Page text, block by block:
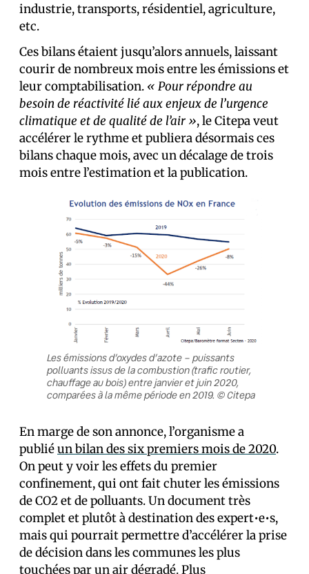
industrie, transports, résidentiel, agriculture,
etc.
Ces bilans étaient jusqu’alors annuels, laissant
courir de nombreux mois entre les émissions et
leur comptabilisation. « Pour répondre au
besoin de réactivité lié aux enjeux de l’urgence
climatique et de qualité de l’air », le Citepa veut
accélérer le rythme et publiera désormais ces
bilans chaque mois, avec un décalage de trois
mois entre l’estimation et la publication.
Les émissions d’oxydes d’azote – puissants
polluants issus de la combustion (trafic routier,
chauffage au bois) entre janvier et juin 2020,
comparées à la même période en 2019. © Citepa
En marge de son annonce, l’organisme a
publiéun bilan des six premiers mois de 2020.
On peut y voir les effets du premier
confinement, qui ont fait chuter les émissions
de CO2 et de polluants. Un document très
complet et plutôt à destination des expert•e•s,
mais qui pourrait permettre d’accélérer la prise
de décision dans les communes les plus
touchées par un air dégradé. Plus